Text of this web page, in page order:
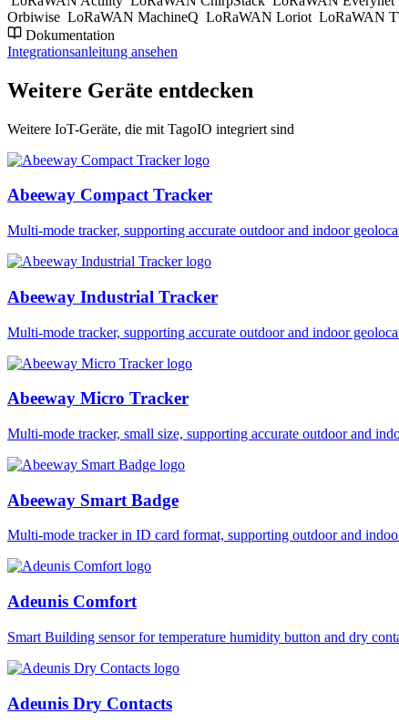
Orbiwise LoRaWAN MachineQ LoRaWAN Loriot LoRaWAN
Dokumentation
Integrationsanleitung ansehen
Weitere Geräte entdecken
Weitere IoT-Geräte, die mit TagoIO integriert sind
Abeeway Compact Tracker
Multi-mode tracker, supporting accurate outdoor and indoor
Abeeway Industrial Tracker
Multi-mode tracker, supporting accurate outdoor and indoor
Abeeway Micro Tracker
Multi-mode tracker, small size, supporting accurate outdoor and
Abeeway Smart Badge
Multi-mode tracker in ID card format, supporting outdoor and
Adeunis Comfort
Smart Building sensor for temperature humidity button and dry
Adeunis Dry Contacts